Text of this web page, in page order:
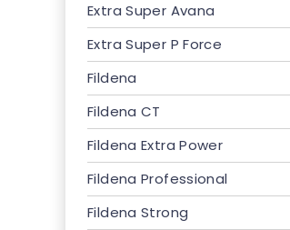
Extra Super Avana
Extra Super P Force
Fildena
Fildena CT
Fildena Extra Power
Fildena Professional
Fildena Strong